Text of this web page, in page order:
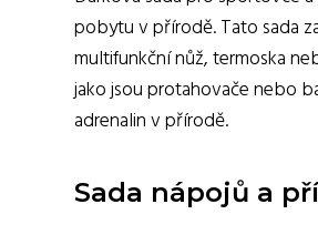
pobytu v přírodě. Tato sada
multifunkční nůž, termoska
jako jsou protahovače nebo
adrenalin v přírodě.
Sada nápojů a